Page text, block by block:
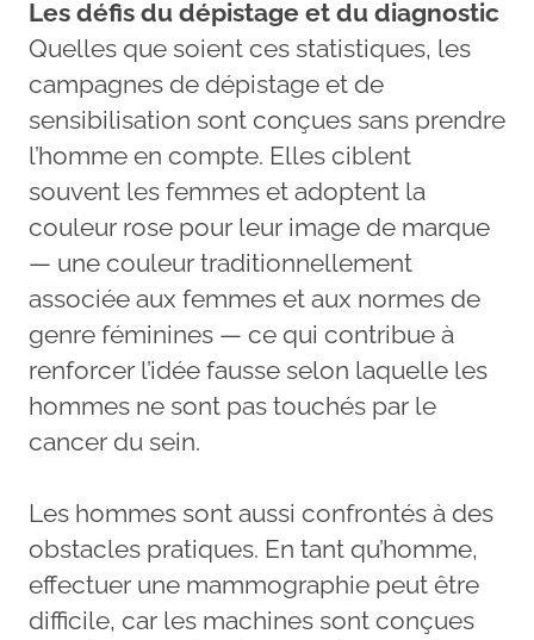
Les défis du dépistage et du diagnostic
Quelles que soient ces statistiques, les
campagnes de dépistage et de
sensibilisation sont conçues sans prendre
l’homme en compte. Elles ciblent
souvent les femmes et adoptent la
couleur rose pour leur image de marque
— une couleur traditionnellement
associée aux femmes et aux normes de
genre féminines — ce qui contribue à
renforcer l’idée fausse selon laquelle les
hommes ne sont pas touchés par le
cancer du sein.
Les hommes sont aussi confrontés à des
obstacles pratiques. En tant qu’homme,
effectuer une mammographie peut être
difficile, car les machines sont conçues